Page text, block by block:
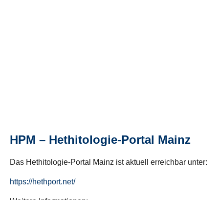
HPM – Hethitologie-Portal Mainz
Das Hethitologie-Portal Mainz ist aktuell erreichbar unter:
https://hethport.net/